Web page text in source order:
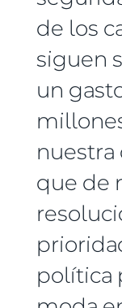
de los
siguen
un
nuestra
que de
política